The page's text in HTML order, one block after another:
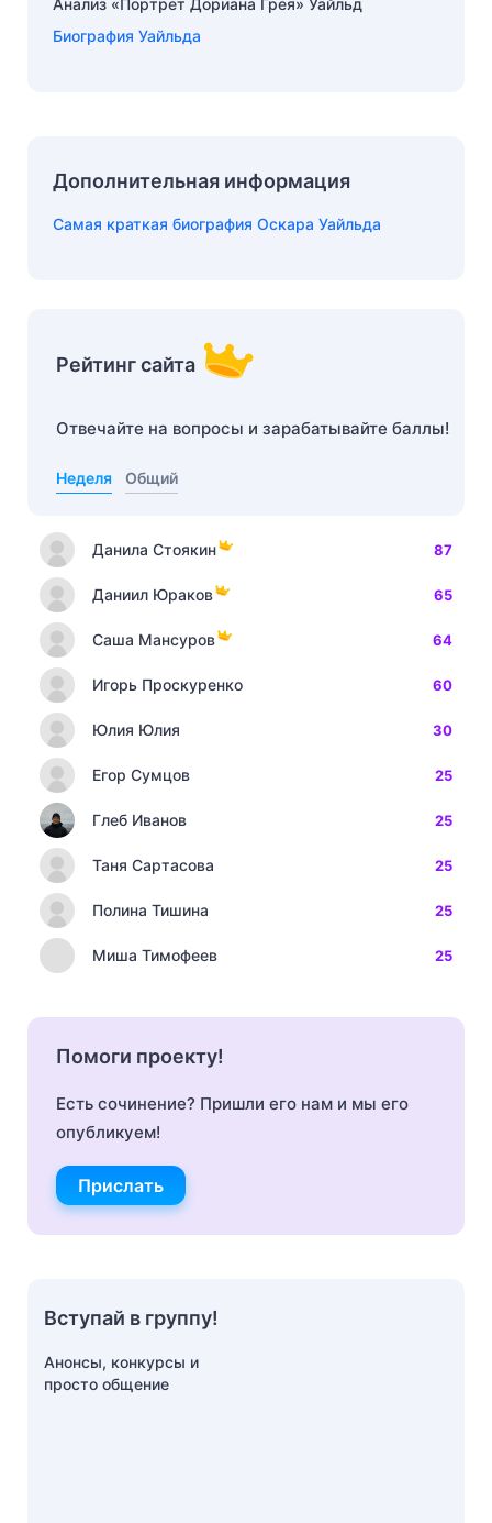
Биография Уайльда
Дополнительная информация
Самая краткая биография Оскара Уайльда
Рейтинг сайта
Отвечайте на вопросы и зарабатывайте баллы!
Неделя Общий
Данила Стоякин 87
Даниил Юраков 65
Саша Мансуров 64
Игорь Проскуренко 60
Юлия Юлия 30
Егор Сумцов 25
Глеб Иванов 25
Таня Сартасова 25
Полина Тишина 25
Миша Тимофеев 25
Помоги проекту!
Есть сочинение? Пришли его нам и мы его
опубликуем!
Прислать
Вступай в группу!
Анонсы, конкурсы и
просто общение